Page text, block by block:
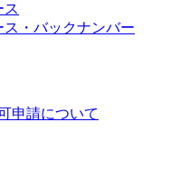
ス
・バックナンバー
申請について